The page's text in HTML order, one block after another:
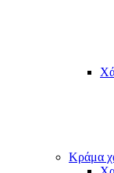
Κράμα